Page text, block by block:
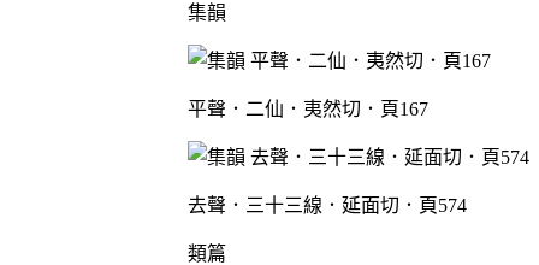
集韻
平聲．二仙．夷然切．頁167
去聲．三十三線．延面切．頁574
類篇